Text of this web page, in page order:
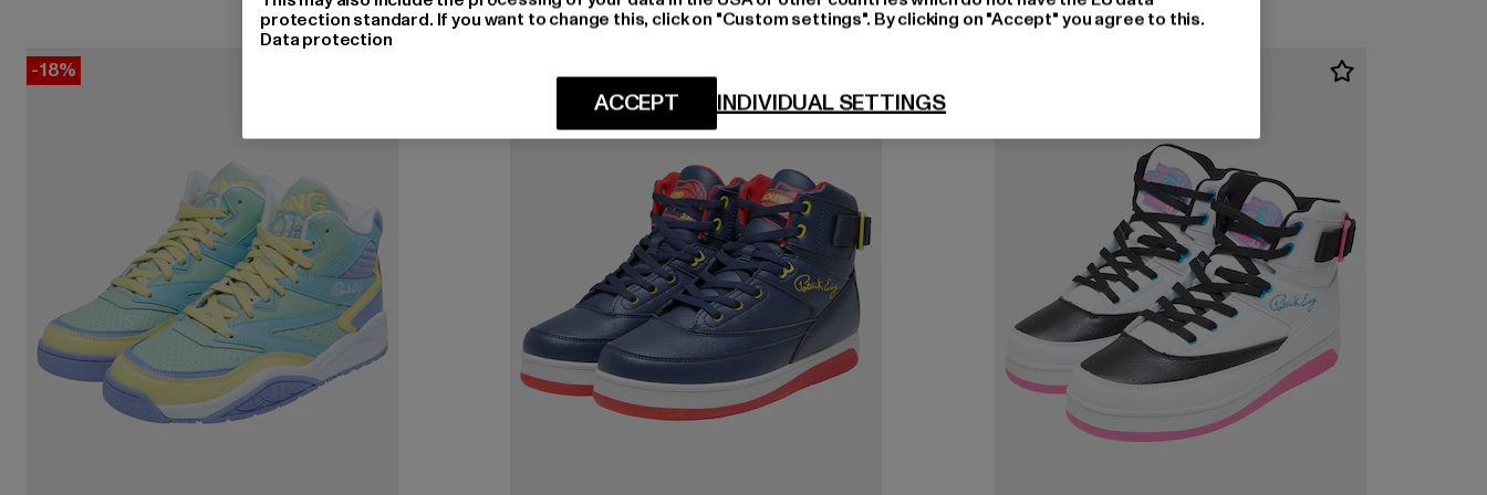
-18% -15%
protection standard. If you want to change this, click on "Custom settings". By clicking on "Accept" you agree to this.
Data protection
INDIVIDUAL SETTINGS
ACCEPT